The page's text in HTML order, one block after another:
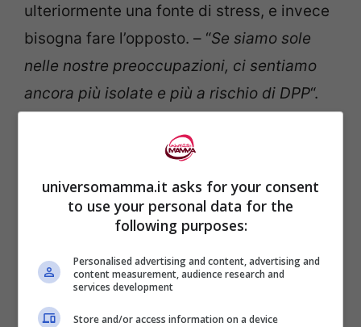
ulteriormente una fonte di stress, e invece
bisogna fare l’opposto. – “Se siamo sole
nelle nostre preoccupazioni, ci sentiamo
ancora più isolate e più a rischio di DPP“.
Chiedere spiegazioni ai medici:
accadendo, ma magari a volte capita di
non comprendere appieno quel che viene
Chiedere chiarimenti non fa di te un
cattivo genitore. “Sentitevi a vostro agio
nel chiedere tutte le domande di cui avete
universomamma.it asks for your consent
to use your personal data for the
following purposes:
Personalised advertising and content, advertising and
content measurement, audience research and
services development
Store and/or access information on a device